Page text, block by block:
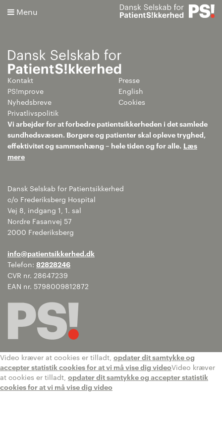
Menu
Søg
Avanceret søgning
Kontakt
Presse
PS!mprove
English
Nyhedsbreve
Cookies
Privatlivspolitik
Vi arbejder for at forbedre patientsikkerheden i det samlede
sundhedsvæsen. Borgere og patienter skal opleve tryghed,
effektivitet og sammenhæng – hele tiden og for alle. Læs
mere
Dansk Selskab for Patientsikkerhed
c/o Frederiksberg Hospital
Vej 8, indgang 1, 1. sal
Nordre Fasanvej 57
2000 Frederiksberg
info@patientsikkerhed.dk
Telefon: 82828246
CVR nr. 28647239
EAN nr. 5798009812872
Video kræver at cookies er tilladt, opdater dit samtykke og
accepter statistik cookies for at vi må vise dig videoVideo kræver
at cookies er tilladt, opdater dit samtykke og accepter statistik
cookies for at vi må vise dig video